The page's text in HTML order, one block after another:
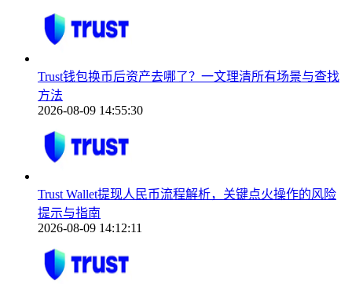
Trust钱包换币后资产去哪了？一文理清所有场景与查找
方法
2026-08-09 14:55:30
Trust Wallet提现人民币流程解析，关键点火操作的风险
提示与指南
2026-08-09 14:12:11